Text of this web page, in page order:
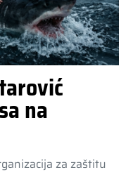
na
za zaštitu